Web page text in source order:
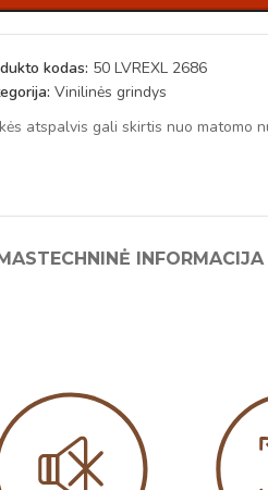
kodas: 50 LVREXL 2686
Vinilinės grindys
atspalvis gali skirtis nuo matomo
TECHNINĖ INFORMACIJA